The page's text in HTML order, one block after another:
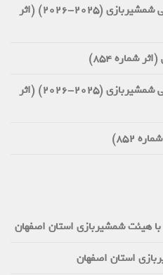
قوانین تکنیکی فدراسیون جهانی شمشیربازی (2025-2026) (اثر
854)
قوانین تکنیکی فدراسیون جهانی شمشیربازی (2025-2026) (اثر
هیئت شمشیربازی استان اصفهان
استان اصفهان